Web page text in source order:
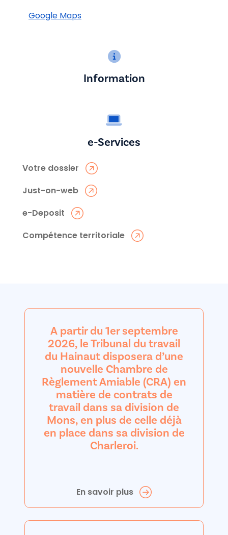
Google Maps
Information
e-Services
Votre dossier
Just-on-web
e-Deposit
Compétence territoriale
A partir du 1er septembre
2026, le Tribunal du travail
du Hainaut disposera d’une
nouvelle Chambre de
Règlement Amiable (CRA) en
matière de contrats de
travail dans sa division de
Mons, en plus de celle déjà
en place dans sa division de
Charleroi.
En savoir plus